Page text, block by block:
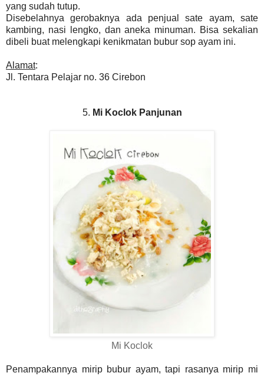
yang sudah tutup.
Disebelahnya gerobaknya ada penjual sate ayam, sate
kambing, nasi lengko, dan aneka minuman. Bisa sekalian
dibeli buat melengkapi kenikmatan bubur sop ayam ini.
Alamat:
Jl. Tentara Pelajar no. 36 Cirebon
5. Mi Koclok Panjunan
Mi Koclok
Penampakannya mirip bubur ayam, tapi rasanya mirip mi